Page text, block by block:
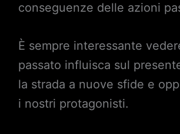
conseguenze delle azioni
È sempre interessante
passato influisca sul
la strada a nuove sfide e
i nostri protagonisti.